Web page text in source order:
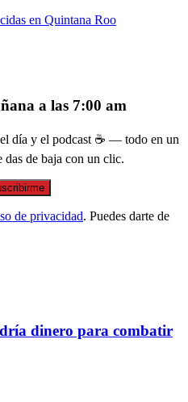
en Quintana Roo
a las 7:00 am
día y el podcast ☕ — todo en un
das de baja con un clic.
de privacidad. Puedes darte de
dinero para combatir